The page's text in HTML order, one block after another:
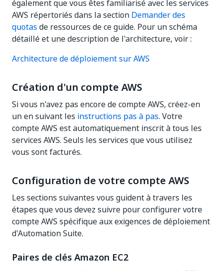
également que vous êtes familiarisé avec les services
AWS répertoriés dans la section Demander des
quotas de ressources de ce guide. Pour un schéma
détaillé et une description de l'architecture, voir :
Architecture de déploiement sur AWS
Création d'un compte AWS
Si vous n'avez pas encore de compte AWS, créez-en
un en suivant les instructions pas à pas. Votre
compte AWS est automatiquement inscrit à tous les
services AWS. Seuls les services que vous utilisez
vous sont facturés.
Configuration de votre compte AWS
Les sections suivantes vous guident à travers les
étapes que vous devez suivre pour configurer votre
compte AWS spécifique aux exigences de déploiement
d'Automation Suite.
Paires de clés Amazon EC2